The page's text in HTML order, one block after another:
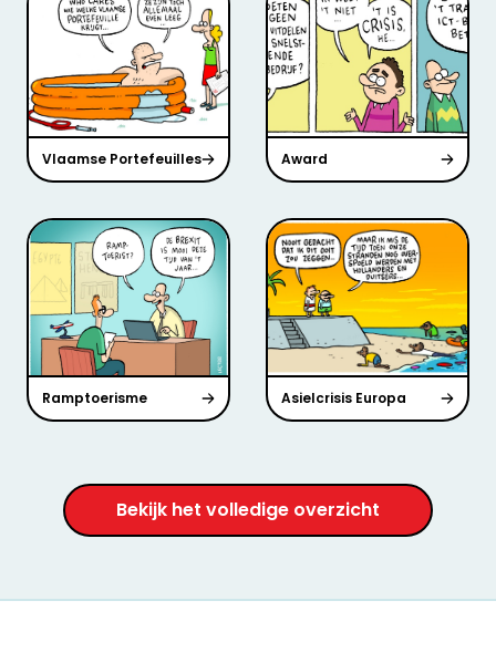
Vlaamse Portefeuilles Award
Ramptoerisme Asielcrisis Europa
Bekijk het volledige overzicht